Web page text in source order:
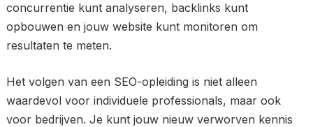
concurrentie kunt analyseren, backlinks kunt
opbouwen en jouw website kunt monitoren om
resultaten te meten.
Het volgen van een SEO-opleiding is niet alleen
waardevol voor individuele professionals, maar ook
voor bedrijven. Je kunt jouw nieuw verworven kennis